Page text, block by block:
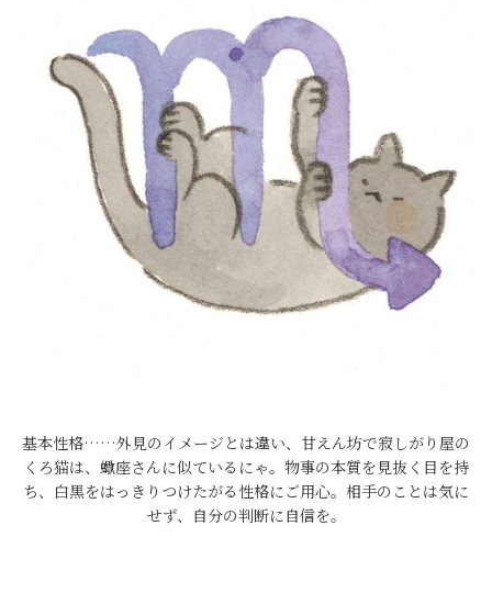
基本性格……外見のイメージとは違い、甘えん坊で寂しがり屋の
くろ猫は、蠍座さんに似ているにゃ。物事の本質を見抜く目を持
ち、白黒をはっきりつけたがる性格にご用心。相手のことは気に
せず、自分の判断に自信を。